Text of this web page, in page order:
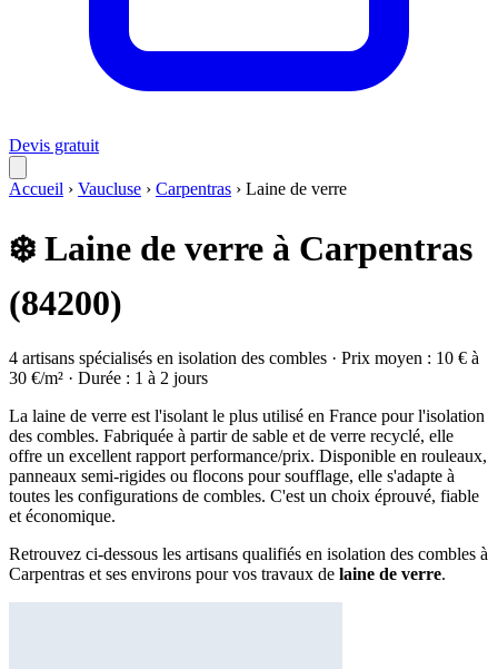
Devis gratuit
Accueil › Vaucluse › Carpentras › Laine de verre
❄️ Laine de verre à Carpentras
(84200)
4 artisans spécialisés en isolation des combles · Prix moyen : 10 € à
30 €/m² · Durée : 1 à 2 jours
La laine de verre est l'isolant le plus utilisé en France pour l'isolation
des combles. Fabriquée à partir de sable et de verre recyclé, elle
offre un excellent rapport performance/prix. Disponible en rouleaux,
panneaux semi-rigides ou flocons pour soufflage, elle s'adapte à
toutes les configurations de combles. C'est un choix éprouvé, fiable
et économique.
Retrouvez ci-dessous les artisans qualifiés en isolation des combles à
Carpentras et ses environs pour vos travaux de laine de verre.